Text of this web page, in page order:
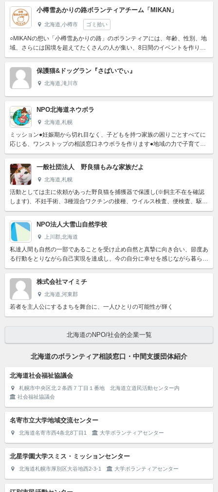
小樽雪あかりの路ボランティアチーム「MIKAN」
北海道,小樽市 ゴミ拾い
○MIKANの想い「小樽雪あかりの路」のボランティアには、年齢、性別、地
域、さらには国境を超えてたくさんの人が集い、8日間のイベントを作り上
げます。毎年その中で様々な人たちが出逢い、日常生活の中...
保護猫&ドッグラン『さばいでぃ』
北海道,滝川市
NPO北海道ネウボラ
北海道,札幌
ミッション●妊娠期から切れ目なく、子どもを持つ家族の困りごとすべてに
応じる、ワンストップの相談窓口ネウボラを作ります●地域の力で子育てを
支えるために、地域と密着した「お互いさま」の仕組み作りと理...
一般社団法人 野良猫もみな家族だよ
北海道,札幌
活動としては主に依頼があった野良猫を捕獲器で保護し(※飼主不在を確認
します)、不妊手術、3種混合ワクチンの接種、ウイルス検査、便検査、駆虫
など、必要最低限のことを実施し、里親募集を行い、新たな里...
NPO法人大雪山自然学校
上川郡,北海道
私達人間も自然の一部であることを受け止め自然と真摯に向き合い、節度あ
る行動をとりながら自己実現を達成し、今の自分に幸せを感じながら暮らし
ている状態を目指しています。共生に向けた実践では様々な問題...
株式会社マイミチ
北海道,河東郡
若者を主人公にするまちを舞台に、一人ひとりの可能性が輝く
北海道のNPO/社会的企業一覧
北海道のボランティア相談窓口・中間支援団体紹介
北海道社会福祉協議会
札幌市中央区北２条西７丁目１番地 北海道立道民活動センター内
社会福祉協議会
名寄市立大学地域交流センター
北海道名寄市西4条北8丁目1 大学ボランティアセンター
北星学園大学スミス・ミッションセンター
北海道札幌市厚別区大谷地西2-3-1 大学ボランティアセンター